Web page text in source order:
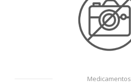
Medicamentos